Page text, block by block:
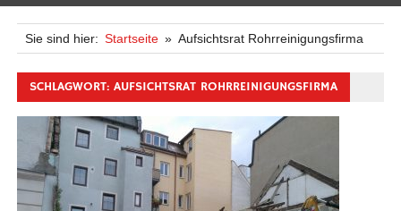
Sie sind hier: Startseite Aufsichtsrat Rohrreinigungsfirma
SCHLAGWORT:AUFSICHTSRAT ROHRREINIGUNGSFIRMA